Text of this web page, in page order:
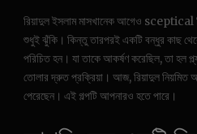
রিয়াদুল ইসলাম মাসখানেক আগেও sceptical
শুধুই ঝুঁকি। কিন্তু তারপরই একটি বন্ধুর কাছ
পরিচিত হন। যা তাকে আকর্ষণ করেছিল, তা হল
তোলার দ্রুত প্রক্রিয়া। আজ, রিয়াদুল নিয়মিত
পেরেছেন। এই গল্পটি আপনারও হতে পারে।